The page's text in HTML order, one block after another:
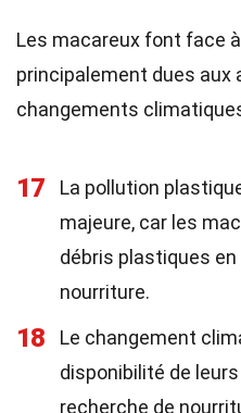
Les macareux font face
principalement dues
changements
17
La pollution
majeure, car les
débris plastiques
nourriture.
18
Le changement
disponibilité de
recherche de